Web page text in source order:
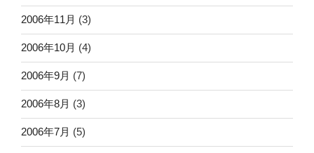
2006年11月 (3)
2006年10月 (4)
2006年9月 (7)
2006年8月 (3)
2006年7月 (5)